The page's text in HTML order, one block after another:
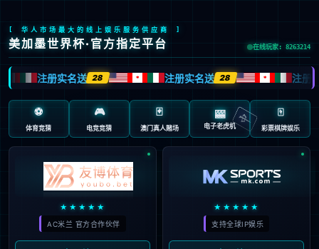
首页>产品服务 > 上市产品> 吸入用重组新型冠状病毒疫苗（5型腺